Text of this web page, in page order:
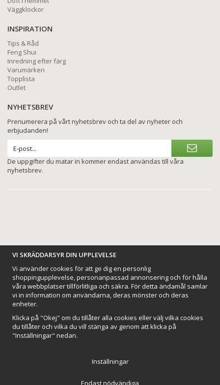
Väggklockor
INSPIRATION
Tips & Råd
Feng Shui
Inredning efter färg
Varumärken
Topplista
Outlet
NYHETSBREV
Prenumerera på vårt nyhetsbrev och ta del av nyheter och
erbjudanden!
De uppgifter du matar in kommer endast användas till våra
nyhetsbrev.
BETALNINGSALTERNATIV
VI SKICKAR MED
VI SKRÄDDARSYR DIN UPPLEVELSE
Vi använder cookies för att ge dig en personlig
shoppingupplevelse, personanpassad annonsering och för hålla
våra webbplatser tillförlitliga och säkra. För detta ändamål samlar
vi in information om användarna, deras mönster och deras
enheter.
Klicka på "Okej" om du tillåter alla cookies eller välj vilka cookies
du tillåter och vilka du vill stänga av genom att klicka på
"Inställningar" nedan.
Inställningar
Endast nödvändiga